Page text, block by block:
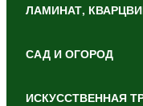
ЛАМИНАТ,
САД И ОГОРОД
ИСКУССТВЕННАЯ